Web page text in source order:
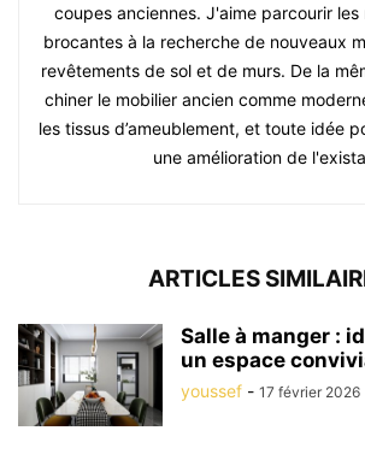
coupes anciennes. J'aime parcourir les
brocantes à la recherche de nouveaux
revêtements de sol et de murs. De la
chiner le mobilier ancien comme
les tissus d’ameublement, et toute idée
une amélioration de
ARTICLES
Salle à manger :
un espace
youssef - 17 février 2026